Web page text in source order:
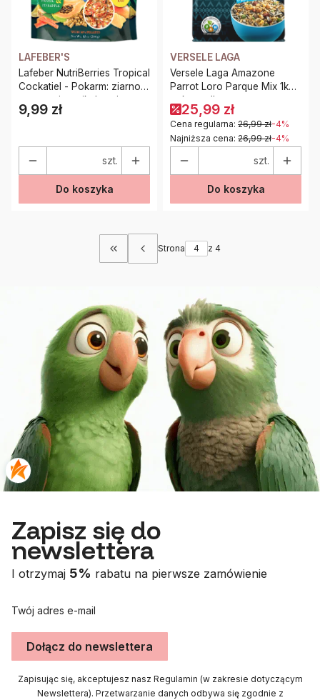
LAFEBER'S
Lafeber NutriBerries Tropical
Cockatiel - Pokarm: ziarno z
owocami tropikalnymi w
kształcie kuleczek dla
Cena
9,99 zł
szt.
Do koszyka
VERSELE LAGA
Versele Laga Amazone
Parrot Loro Parque Mix 1kg
pokarm dla papug
amazońskich
25,99 zł
Cena regularna: 26,99 zł-4%
Najniższa cena: 26,99 zł-4%
szt.
Do koszyka
Wróć do pierwszej strony z produktami
Strona z 4
Zapisz się do
newslettera
I otrzymaj 5% rabatu na pierwsze zamówienie
Twój adres e-mail
Dołącz do newslettera
Zapisując się, akceptujesz nasz Regulamin (w zakresie dotyczącym
Newslettera). Przetwarzanie danych odbywa się zgodnie z